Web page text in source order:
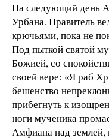
На следующий день
Урба­на. Правитель
крючья­ми, пока не
Под пыткой святой
Божией, со
своей вере: «Я раб
бешенство
прибегнуть к
ноги мученика
Амфиана над